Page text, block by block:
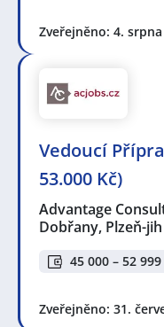
Zveřejněno: 4. srpna
Vedoucí
53.000 Kč)
Advantage
Dobřany, Plzeň-jih
45 000 – 52 999
Zveřejněno: 31.